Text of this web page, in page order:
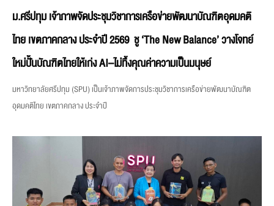
ม.ศรีปทุม เจ้าภาพจัดประชุมวิชาการเครือข่ายพัฒนาบัณฑิตอุดมคติ
ไทย เขตภาคกลาง ประจำปี 2569 ชู ‘The New Balance’ วางโจทย์
ใหม่ปั้นบัณฑิตไทยให้เก่ง AI–ไม่ทิ้งคุณค่าความเป็นมนุษย์
มหาวิทยาลัยศรีปทุม (SPU) เป็นเจ้าภาพจัดการประชุมวิชาการเครือข่ายพัฒนาบัณฑิต
อุดมคติไทย เขตภาคกลาง ประจำปี